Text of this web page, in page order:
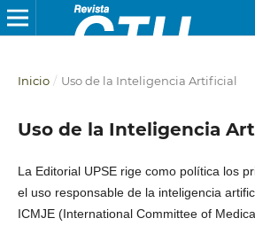
Inicio / Uso de la Inteligencia Artificial
Uso de la Inteligencia
La Editorial UPSE rige como política los
el uso responsable de la inteligencia
ICMJE (International Committee of